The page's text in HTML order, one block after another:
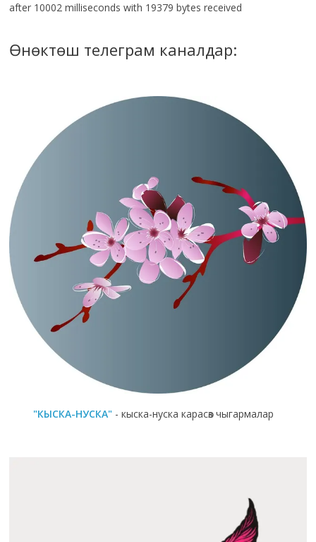
after 10002 milliseconds with 19379 bytes received
Өнөктөш телеграм каналдар:
"КЫСКА-НУСКА" - кыска-нуска карасөз чыгармалар